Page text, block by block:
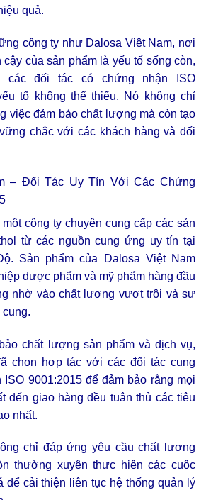
quả.
công ty như Dalosa Việt Nam, nơi
của sản phẩm là yếu tố sống còn,
các đối tác có chứng nhận ISO
tố không thể thiếu. Nó không chỉ
việc đảm bảo chất lượng mà còn tạo
chắc với các khách hàng và đối
– Đối Tác Uy Tín Với Các Chứng
công ty chuyên cung cấp các sản
từ các nguồn cung ứng uy tín tại
Sản phẩm của Dalosa Việt Nam
dược phẩm và mỹ phẩm hàng đầu
nhờ vào chất lượng vượt trội và sự
chất lượng sản phẩm và dịch vụ,
chọn hợp tác với các đối tác cung
9001:2015 để đảm bảo rằng mọi
đến giao hàng đều tuân thủ các tiêu
nhất.
chỉ đáp ứng yêu cầu chất lượng
thường xuyên thực hiện các cuộc
để cải thiện liên tục hệ thống quản lý